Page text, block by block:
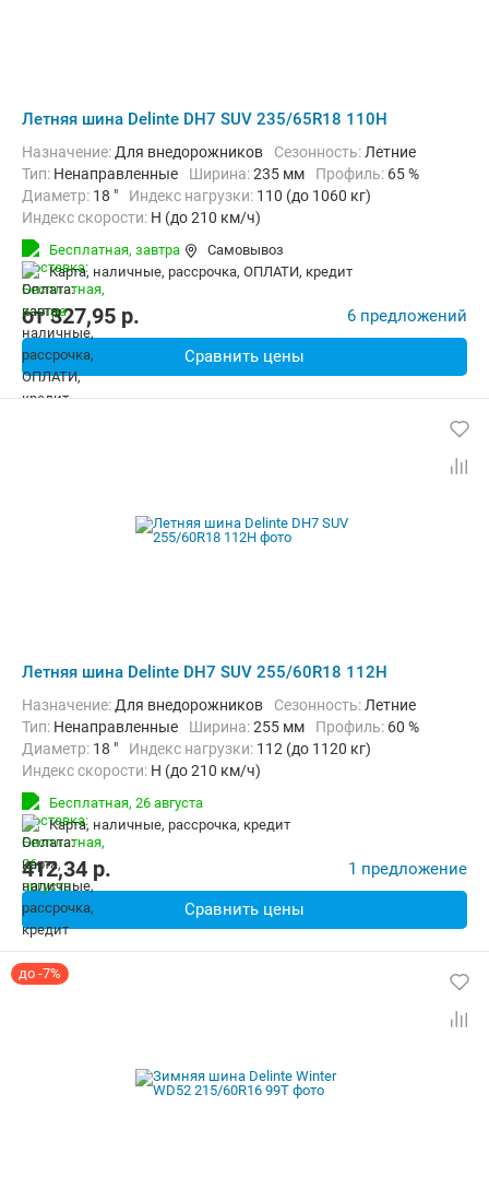
Летняя шина Delinte DH7 SUV 235/65R18 110H
Назначение: Для внедорожников Сезонность: Летние
Тип: Ненаправленные Ширина:235 мм Профиль: 65 %
Диаметр: 18 " Индекс нагрузки: 110 (до 1060 кг)
Индекс скорости: H (до 210 км/ч)
Бесплатная, завтра
Самовывоз
карта, наличные, рассрочка, ОПЛАТИ, кредит
от327,95 p. 6 предложений
Сравнить цены
Летняя шина Delinte DH7 SUV 255/60R18 112H
Назначение: Для внедорожников Сезонность: Летние
Тип: Ненаправленные Ширина:255 мм Профиль: 60 %
Диаметр: 18 " Индекс нагрузки: 112 (до 1120 кг)
Индекс скорости: H (до 210 км/ч)
Бесплатная, 26 августа
карта, наличные, рассрочка, кредит
412,34 p. 1 предложение
Сравнить цены
до -7%